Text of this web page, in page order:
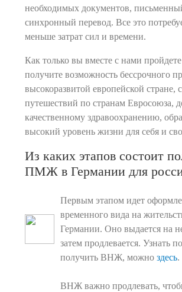
необходимых документов,
синхронный перевод. Все это
меньше затрат сил и времени.
Как только вы вместе с нами
получите возможность бессрочного
высокоразвитой европейской стране,
путешествий по странам Евросоюза,
качественному здравоохранению,
высокий уровень жизни для себя и
Из каких этапов состоит
ПМЖ в Германии для
Первым этапом идет
временного вида на
Германии. Оно выдается на
затем продлевается. Узнать
получить ВНЖ, можноздесь.
ВНЖ важно продлевать,